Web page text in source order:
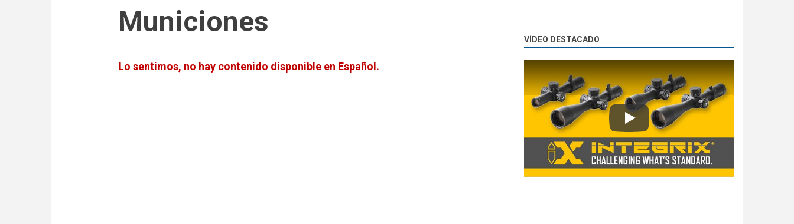
Municiones
Lo sentimos, no hay contenido disponible en Español.
VÍDEO DESTACADO
Play